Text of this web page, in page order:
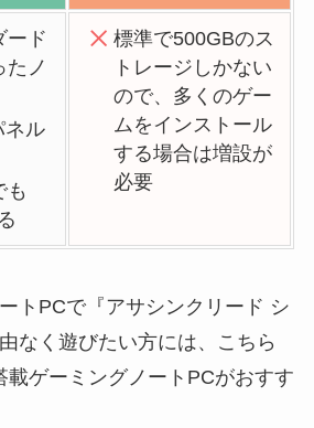
ード
たノ
ネル
も
標準で500GBのス
トレージしかない
ので、多くのゲー
ムをインストール
する場合は増設が
必要
トPCで『アサシンクリード シ
なく遊びたい方には、こちら
載ゲーミングノートPCがおすす